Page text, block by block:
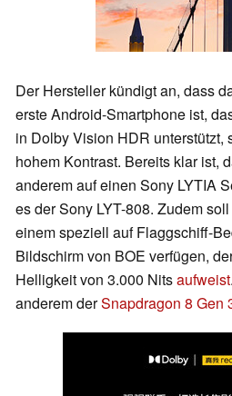
Der Hersteller kündigt an, dass
erste Android-Smartphone ist,
in Dolby Vision HDR unterstützt,
hohem Kontrast. Bereits klar ist,
anderem auf einen Sony LYTIA
es der Sony LYT-808. Zudem
einem speziell auf Flaggschiff-
Bildschirm von BOE verfügen,
Helligkeit von 3.000 Nitsaufweist
anderem derSnapdragon 8 Gen